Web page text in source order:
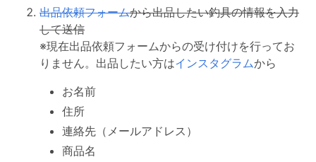
出品依頼フォームから出品したい釣具の情報を入力
して送信
※現在出品依頼フォームからの受け付けを行ってお
りません。出品したい方はインスタグラムから
お名前
住所
連絡先（メールアドレス）
商品名